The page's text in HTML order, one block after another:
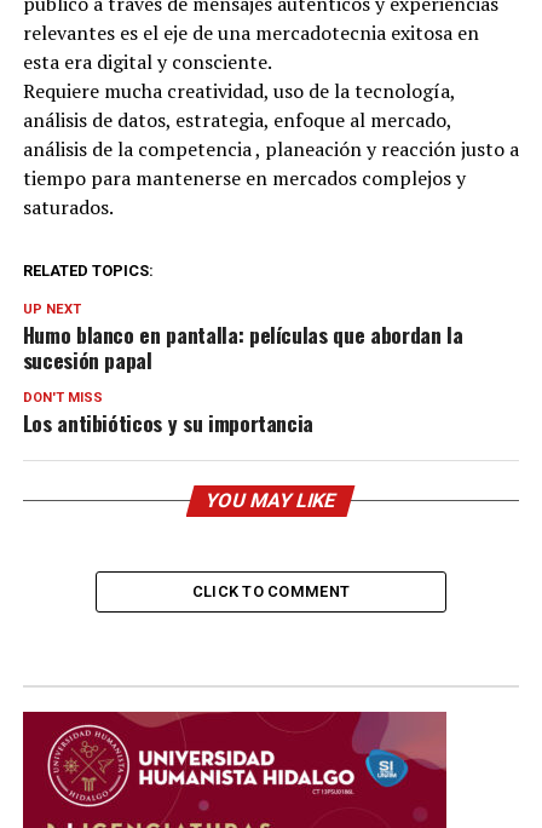
relevantes es el eje de una mercadotecnia exitosa en
esta era digital y consciente.
Requiere mucha creatividad, uso de la tecnología,
análisis de datos, estrategia, enfoque al mercado,
análisis de la competencia , planeación y reacción justo a
tiempo para mantenerse en mercados complejos y
saturados.
RELATED TOPICS:
UP NEXT
Humo blanco en pantalla: películas que abordan la
sucesión papal
DON'T MISS
Los antibióticos y su importancia
YOU MAY LIKE
CLICK TO COMMENT